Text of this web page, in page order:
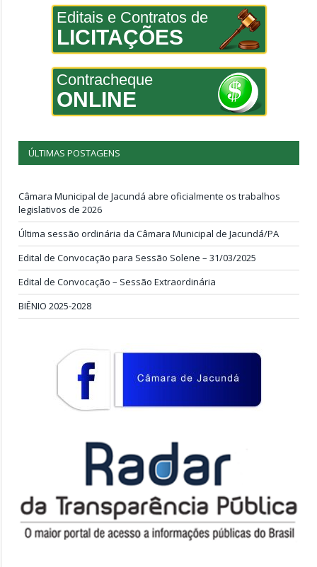
Editais e Contratos de
LICITAÇÕES
Contracheque
ONLINE
ÚLTIMAS POSTAGENS
Câmara Municipal de Jacundá abre oficialmente os trabalhos
legislativos de 2026
Última sessão ordinária da Câmara Municipal de Jacundá/PA
Edital de Convocação para Sessão Solene – 31/03/2025
Edital de Convocação – Sessão Extraordinária
BIÊNIO 2025-2028